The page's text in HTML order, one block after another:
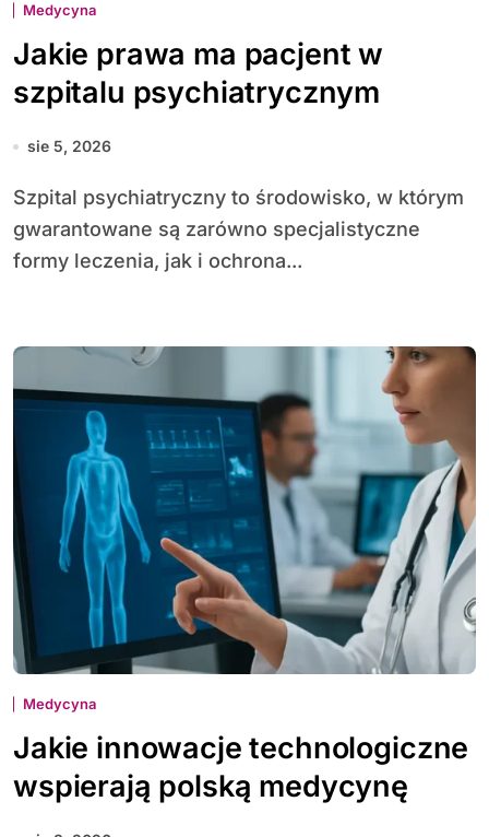
Medycyna
Jakie prawa ma pacjent w
szpitalu psychiatrycznym
sie 5, 2026
Szpital psychiatryczny to środowisko, w którym
gwarantowane są zarówno specjalistyczne
formy leczenia, jak i ochrona...
Medycyna
Jakie innowacje technologiczne
wspierają polską medycynę